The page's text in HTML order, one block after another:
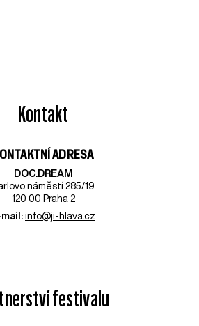
Kontakt
ADRESA
DOC.DREAM​
náměstí 285/19
120 00 Praha 2
info@ji-hlava.cz
festivalu